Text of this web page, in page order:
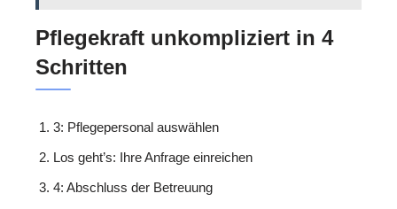
Pflegekraft unkompliziert in 4
Schritten
3: Pflegepersonal auswählen
Los geht’s: Ihre Anfrage einreichen
4: Abschluss der Betreuung